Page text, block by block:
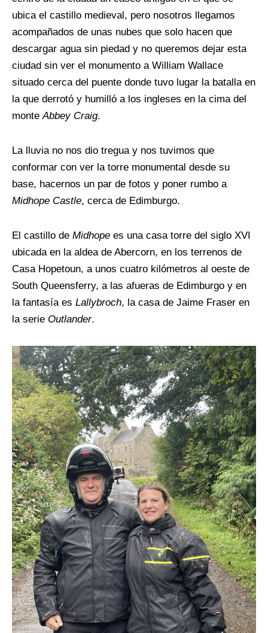
ubica el castillo medieval, pero nosotros llegamos
acompañados de unas nubes que solo hacen que
descargar agua sin piedad y no queremos dejar esta
ciudad sin ver el monumento a William Wallace
situado cerca del puente donde tuvo lugar la batalla en
la que derrotó y humilló a los ingleses en la cima del
monteAbbey Craig.
La lluvia no nos dio tregua y nos tuvimos que
conformar con ver la torre monumental desde su
base, hacernos un par de fotos y poner rumbo a
Midhope Castle, cerca de Edimburgo.
El castillo de Midhope es una casa torre del siglo XVI
ubicada en la aldea de Abercorn, en los terrenos de
Casa Hopetoun, a unos cuatro kilómetros al oeste de
South Queensferry, a las afueras de Edimburgo y en
la fantasía es Lallybroch, la casa de Jaime Fraser en
la serie Outlander.